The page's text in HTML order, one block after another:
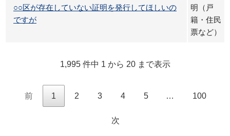
○○区が存在していない証明を発行してほしいの
ですが
明（戸
籍・住民
票など）
1,995 件中 1 から 20 まで表示
前 1 2 3 4 5 … 100
次